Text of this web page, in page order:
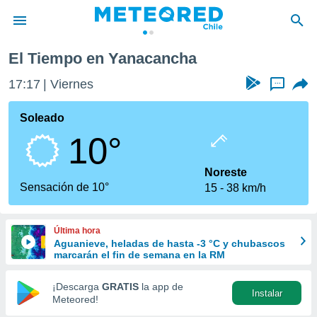
de
por
que se
calidad.
a este
las
y
forma
digital
basada
El Tiempo en Yanacancha
17:17 Viernes ...
Soleado
10°
Sensación de 10°
Noreste
15
38 km/h
Última hora
Aguanieve, heladas de hasta -3 °C y chubascos
marcarán el fin de semana en la RM
¡Descarga GRATIS la app de
Meteored!
Instalar